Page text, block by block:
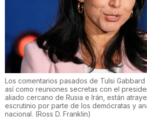
Los comentarios pasados de Tulsi Gabbard
así como reuniones secretas con el
aliado cercano de Rusia e Irán, están
escrutinio por parte de los demócratas y
nacional. (Ross D. Franklin)